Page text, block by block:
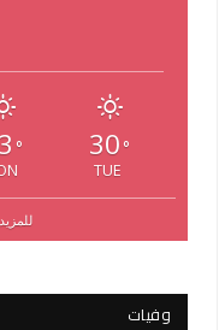
° 30 °
TUE
وفيات